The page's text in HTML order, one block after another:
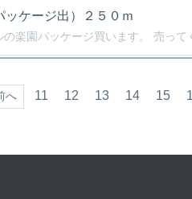
ッケージ出）２５０ｍ
の楽園パッケージ買います。 売っ
へ 11 12 13 14 15